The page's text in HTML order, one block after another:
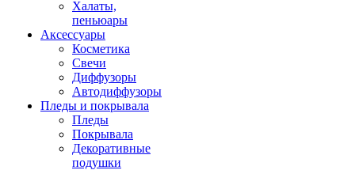
Халаты,
пеньюары
Аксессуары
Косметика
Свечи
Диффузоры
Автодиффузоры
Пледы и покрывала
Пледы
Покрывала
Декоративные
подушки